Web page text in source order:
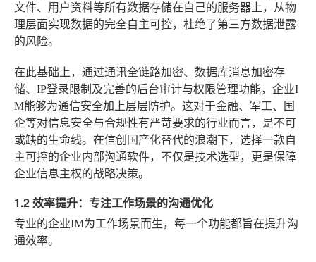
文件、用户资料等所有数据存储在自己的服务器上，从物
理层面实现数据的完全自主可控，杜绝了第三方数据泄露
的风险。
在此基础上，通过通讯全链路加密、数据库消息加密存
储、IP登录限制及完善的后台审计与权限管理功能，企业I
M能够为通信安全加上层层防护。这对于金融、军工、国
企等对信息安全与合规性有严苛要求的行业而言，是不可
或缺的生命线。在信创国产化替代的浪潮下，选择一款自
主可控的企业内部沟通软件，不仅是技术选型，更是保障
企业信息主权的战略决策。
1.2 效率提升：专注工作场景的沟通优化
专业的企业IM为工作场景而生，每一个功能都旨在提升沟
通效率。